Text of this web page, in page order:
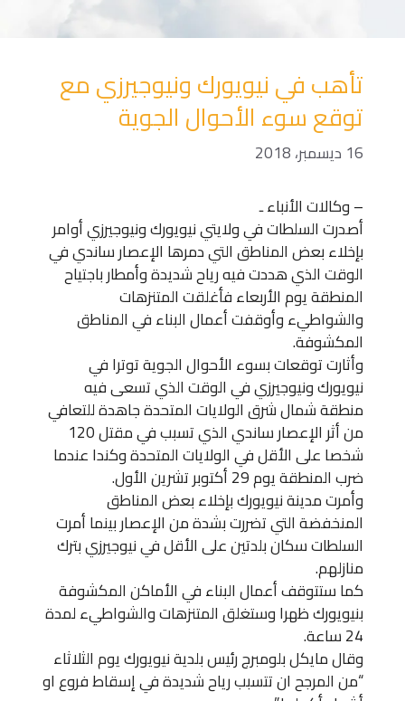
تأهب في نيويورك ونيوجيرزي مع
توقع سوء الأحوال الجوية
16 ديسمبر، 2018
– وكالات الأنباء ـ
أصدرت السلطات في ولايتي نيويورك ونيوجيرزي أوامر
بإخلاء بعض المناطق التي دمرها الإعصار ساندي في
الوقت الذي هددت فيه رياح شديدة وأمطار باجتياح
المنطقة يوم الأربعاء فأغلقت المتنزهات
والشواطيء وأوقفت أعمال البناء في المناطق
المكشوفة.
وأثارت توقعات بسوء الأحوال الجوية توترا في
نيويورك ونيوجيرزي في الوقت الذي تسعى فيه
منطقة شمال شرق الولايات المتحدة جاهدة للتعافي
من أثر الإعصار ساندي الذي تسبب في مقتل 120
شخصا على الأقل في الولايات المتحدة وكندا عندما
ضرب المنطقة يوم 29 أكتوبر تشرين الأول.
وأمرت مدينة نيويورك بإخلاء بعض المناطق
المنخفضة التي تضررت بشدة من الإعصار بينما أمرت
السلطات سكان بلدتين على الأقل في نيوجيرزي بترك
منازلهم.
كما ستتوقف أعمال البناء في الأماكن المكشوفة
بنيويورك ظهرا وستغلق المتنزهات والشواطيء لمدة
24 ساعة.
وقال مايكل بلومبرج رئيس بلدية نيويورك يوم الثلاثاء
“من المرجح ان تتسبب رياح شديدة في إسقاط فروع او